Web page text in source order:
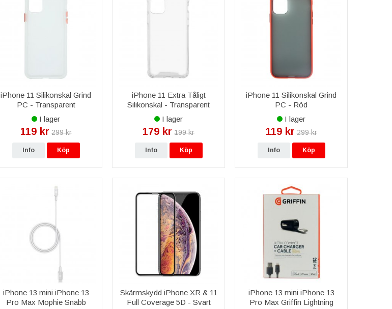
iPhone 11 Silikonskal Grind
PC - Transparent
I lager
119 kr 299 kr
Info Köp
iPhone 11 Extra Tåligt
Silikonskal - Transparent
I lager
179 kr 199 kr
Info Köp
iPhone 11 Silikonskal Grind
PC - Röd
I lager
119 kr 299 kr
Info Köp
iPhone 13 mini iPhone 13
Pro Max Mophie Snabb
Skärmskydd iPhone XR & 11
Full Coverage 5D - Svart
iPhone 13 mini iPhone 13
Pro Max Griffin Lightning